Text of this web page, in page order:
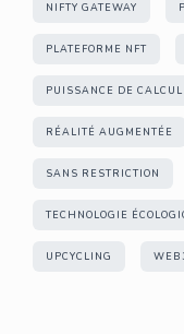
NIFTY GATEWAY
PLATEFORME NFT
PUISSANCE DE CALCUL
RÉALITÉ AUGMENTÉE
SANS RESTRICTION
TECHNOLOGIE
UPCYCLING